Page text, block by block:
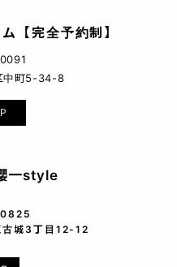
【完全予約制】
中町5-34-8
一style
古城3丁目12-12